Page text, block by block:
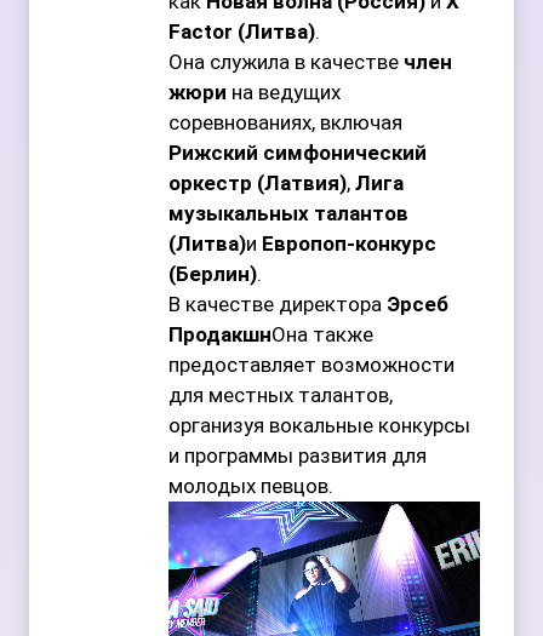
Factor (Литва).
Она служила в качестве член
жюри на ведущих
соревнованиях, включая
Рижский симфонический
оркестр (Латвия), Лига
музыкальных талантов
(Литва)и Европоп-конкурс
(Берлин).
В качестве директора Эрсеб
ПродакшнОна также
предоставляет возможности
для местных талантов,
организуя вокальные конкурсы
и программы развития для
молодых певцов.